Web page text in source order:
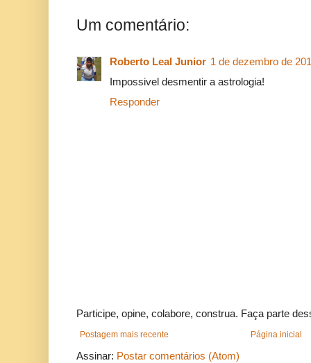
Um comentário:
Roberto Leal Junior 1 de dezembro de
Impossivel desmentir a astrologia!
Responder
Participe, opine, colabore, construa. Faça parte
Postagem mais recente Página inicial
Assinar: Postar comentários (Atom)